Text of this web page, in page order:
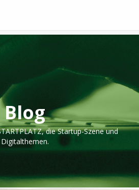
Blog
die Startup-Szene und
Digitalthemen.